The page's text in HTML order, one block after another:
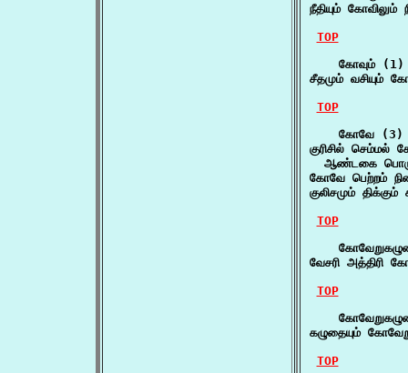
நீதியும்
TOP
    கோவும் (1)
சீதமும் வசியும்
TOP
    கோவே (3)
குரிசில்
ஆண்டகை
கோவே பெற்றம்
குலிசமும்
TOP
வேசரி அத்திரி
TOP
கழுதையும்
TOP